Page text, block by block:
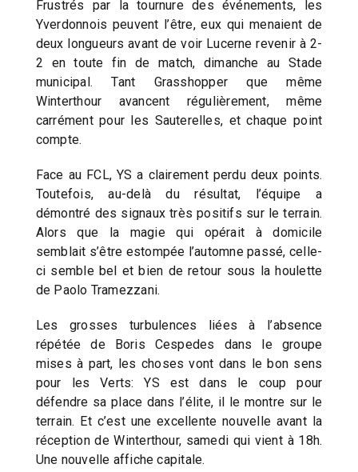
Frustrés par la tournure des événements, les
Yverdonnois peuvent l’être, eux qui menaient de
deux longueurs avant de voir Lucerne revenir à 2-
2 en toute fin de match, dimanche au Stade
municipal. Tant Grasshopper que même
Winterthour avancent régulièrement, même
carrément pour les Sauterelles, et chaque point
compte.
Face au FCL, YS a clairement perdu deux points.
Toutefois, au-delà du résultat, l’équipe a
démontré des signaux très positifs sur le terrain.
Alors que la magie qui opérait à domicile
semblait s’être estompée l’automne passé, celle-
ci semble bel et bien de retour sous la houlette
de Paolo Tramezzani.
Les grosses turbulences liées à l’absence
répétée de Boris Cespedes dans le groupe
mises à part, les choses vont dans le bon sens
pour les Verts: YS est dans le coup pour
défendre sa place dans l’élite, il le montre sur le
terrain. Et c’est une excellente nouvelle avant la
réception de Winterthour, samedi qui vient à 18h.
Une nouvelle affiche capitale.